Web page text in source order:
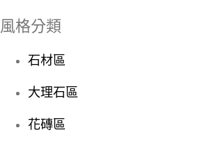
風格分類
石材區
大理石區
花磚區